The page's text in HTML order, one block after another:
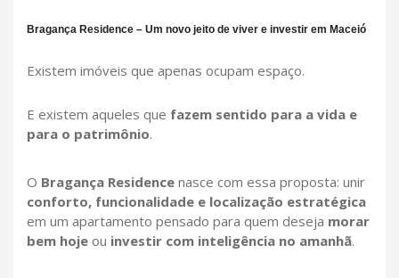
Bragança Residence – Um novo jeito de viver e investir em Maceió
Existem imóveis que apenas ocupam espaço.
E existem aqueles que fazem sentido para a vida e
para o patrimônio.
O Bragança Residence nasce com essa proposta: unir
conforto, funcionalidade e localização estratégica
em um apartamento pensado para quem deseja morar
bem hoje ou investir com inteligência no amanhã.